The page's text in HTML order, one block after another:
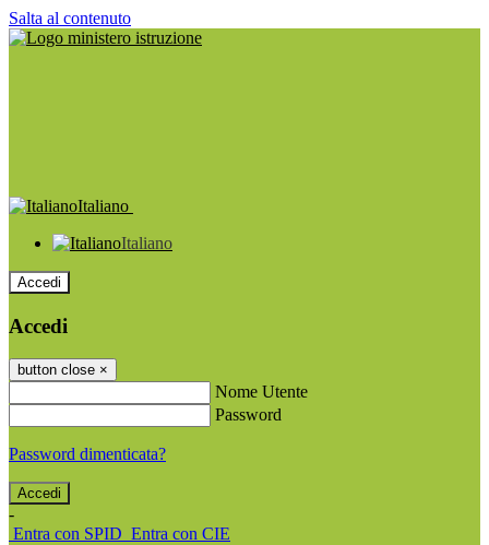
Salta al contenuto
Italiano
Italiano
Accedi
Accedi
button close ×
Nome Utente
Password
Password dimenticata?
-
Entra con SPID Entra con CIE